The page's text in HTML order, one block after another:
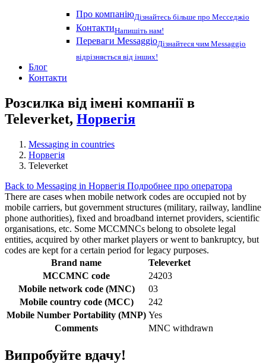
Про компаніюДізнайтесь більше про Месседжіо
КонтактиНапишіть нам!
Переваги MessaggioДізнайтеся чим Messaggio
відрізняється від інших!
Блог
Контакти
Розсилка від імені компанії в
Televerket, Норвегія
Messaging in countries
Норвегія
Televerket
Back to Messaging in Норвегія Подробнее про оператора
There are cases when mobile network codes are occupied not by
mobile carriers, but government structures (military, railway, landline
phone authorities), fixed and broadband internet providers, scientific
organisations, etc. Some MCCMNCs belong to obsolete legal
entities, acquired by other market players or went to bankruptcy, but
codes are kept for a certain period for legacy purposes.
Brand name
Televerket
MCCMNC code
24203
Mobile network code (MNC)
03
Mobile country code (MCC)
242
Mobile Number Portability (MNP) Yes
Comments
MNC withdrawn
Випробуйте вдачу!